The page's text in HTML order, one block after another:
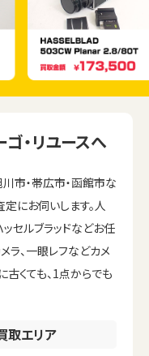
・リユースへ
市・帯広市・函館市な
にお伺いします。人
ッセルブラッドなどお任
ラ、一眼レフなどカメ
くても、1点からでも
取エリア